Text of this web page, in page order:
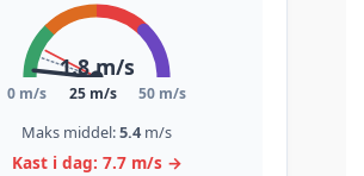
1.8m/s
0 m/s 25 m/s 50 m/s
Maks middel:5.4 m/s
Kast i dag: 7.7m/s →